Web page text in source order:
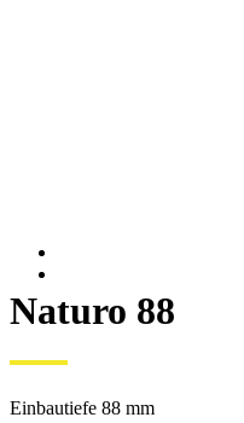
Naturo 88
Einbautiefe 88 mm